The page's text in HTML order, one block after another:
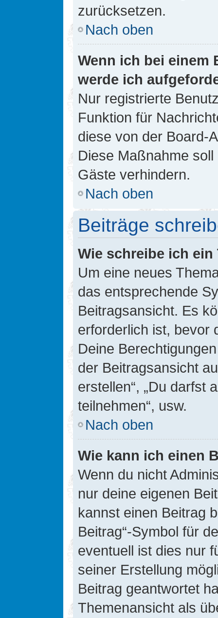
zurücksetzen.
Nach oben
Wenn ich bei einem
werde ich
Nur registrierte
Funktion für
diese von der Board-
Diese Maßnahme
Gäste verhindern.
Nach oben
Beiträge
Wie schreibe ich ein
Um eine neues
das entsprechende
Beitragsansicht. Es
erforderlich ist, bevor
Deine
der Beitragsansicht
erstellen“, „Du darfst
teilnehmen“, usw.
Nach oben
Wie kann ich einen
Wenn du nicht
nur deine eigenen
kannst einen Beitrag
Beitrag“-Symbol für
eventuell ist dies nur
seiner Erstellung
Beitrag geantwortet
Themenansicht als